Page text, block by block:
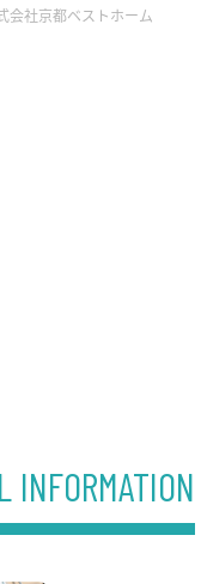
会社京都ベストホーム
INFORMATION